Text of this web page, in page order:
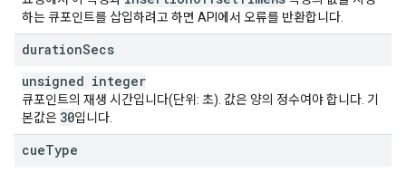
하는 큐포인트를 삽입하려고 하면 API에서 오류를 반환합니다.
durationSecs
unsigned integer
큐포인트의 재생 시간입니다(단위: 초). 값은 양의 정수여야 합니다. 기
본값은 30입니다.
cueType